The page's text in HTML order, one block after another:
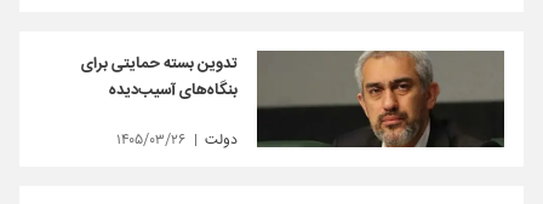
تدوین بسته حمایتی برای
بنگاه‌های آسیب‌دیده
دولت ۱۴۰۵/۰۳/۲۶